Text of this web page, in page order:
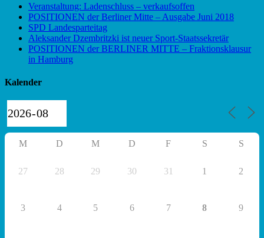
Veranstaltung: Ladenschluss – verkaufsoffen
POSITIONEN der Berliner Mitte – Ausgabe Juni 2018
SPD Landesparteitag
Aleksander Dzembritzki ist neuer Sport-Staatssekretär
POSITIONEN der BERLINER MITTE – Fraktionsklausur
in Hamburg
Kalender
M D M D F S S
27 28 29 30 31 1 2
3 4 5 6 7 8 9